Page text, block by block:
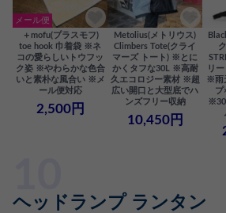
メール便
＋mofu(プラスモフ)
toe hook 巾着袋 ※ネ
コの愛らしいトウフッ
ク姿 ※やわらかな色合
いと素朴な風合い ※メ
ール便対応
2,500円
Metolius(メトリウス)
Climbers Tote(クライ
マーズ トート) ※とに
かくタフな30L ※高耐
久エコロジー素材 ※超
広い開口と大型底でハ
ンズフリー収納
10,450円
リ
※雨
プ
ヘッドランプ ランタン